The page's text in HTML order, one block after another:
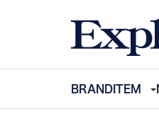
BRANDITEM